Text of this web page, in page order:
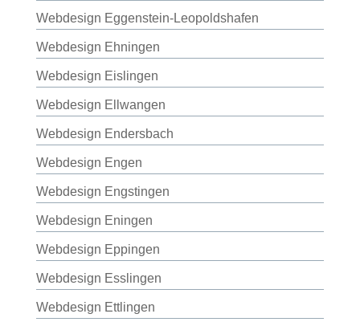
Webdesign Eggenstein-Leopoldshafen
Webdesign Ehningen
Webdesign Eislingen
Webdesign Ellwangen
Webdesign Endersbach
Webdesign Engen
Webdesign Engstingen
Webdesign Eningen
Webdesign Eppingen
Webdesign Esslingen
Webdesign Ettlingen